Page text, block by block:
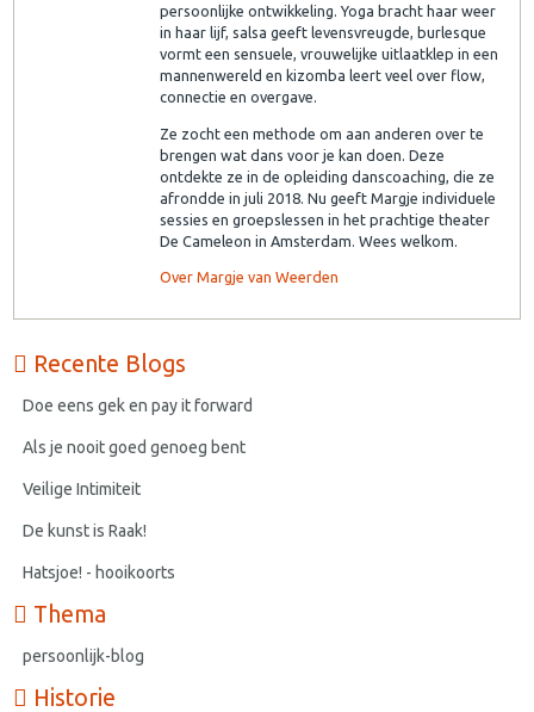
persoonlijke ontwikkeling. Yoga bracht haar weer
in haar lijf, salsa geeft levensvreugde, burlesque
vormt een sensuele, vrouwelijke uitlaatklep in een
mannenwereld en kizomba leert veel over flow,
connectie en overgave.
Ze zocht een methode om aan anderen over te
brengen wat dans voor je kan doen. Deze
ontdekte ze in de opleiding danscoaching, die ze
afrondde in juli 2018. Nu geeft Margje individuele
sessies en groepslessen in het prachtige theater
De Cameleon in Amsterdam. Wees welkom.
Over Margje van Weerden
Recente Blogs
Doe eens gek en pay it forward
Als je nooit goed genoeg bent
Veilige Intimiteit
De kunst is Raak!
Hatsjoe! - hooikoorts
Thema
persoonlijk-blog
Historie